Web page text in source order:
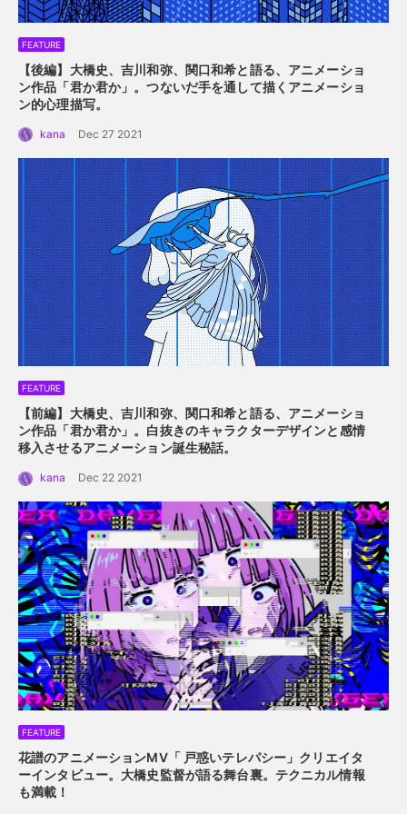
FEATURE
【後編】大橋史、吉川和弥、関口和希と語る、アニメーショ
ン作品「君か君か」。つないだ手を通して描くアニメーショ
ン的心理描写。
kana Dec 27 2021
FEATURE
【前編】大橋史、吉川和弥、関口和希と語る、アニメーショ
ン作品「君か君か」。白抜きのキャラクターデザインと感情
移入させるアニメーション誕生秘話。
kana Dec 22 2021
FEATURE
花譜のアニメーションMV「 戸惑いテレパシー」クリエイタ
ーインタビュー。 大橋史監督が語る舞台裏。テクニカル情報
も満載！